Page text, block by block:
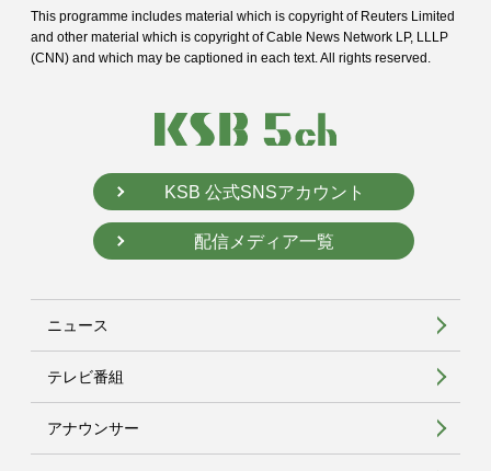
This programme includes material which is copyright of Reuters Limited
and other material which is copyright of Cable News Network LP, LLLP
(CNN) and which may be captioned in each text. All rights reserved.
KSB 公式SNSアカウント
配信メディア一覧
ニュース
テレビ番組
アナウンサー